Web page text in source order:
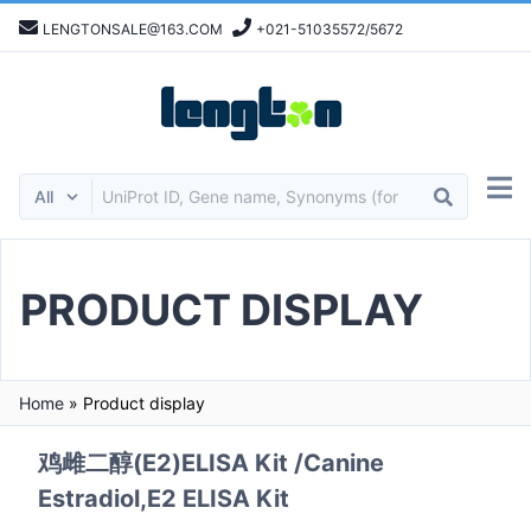
LENGTONSALE@163.COM +021-51035572/5672
PRODUCT DISPLAY
Home » Product display
鸡雌二醇(E2)ELISA Kit /Canine
Estradiol,E2 ELISA Kit